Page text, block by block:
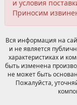
и условия
Приносим
Вся информация на
и не является
характеристиках и
быть изменена
не может быть
Пожалуйста,